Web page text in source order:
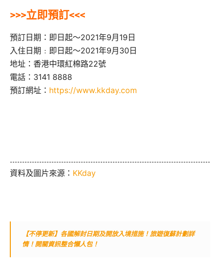
>>>立即預訂<<<
預訂日期：即日起～2021年9月19日
入住日期﹕即日起～2021年9月30日
地址：香港中環紅棉路22號
電話：3141 8888
預訂網址： https://www.kkday.com
資料及圖片來源： KKday
【不停更新】各國解封日期及開放入境措施！旅遊復蘇計劃詳
情！開關資訊整合懶人包！